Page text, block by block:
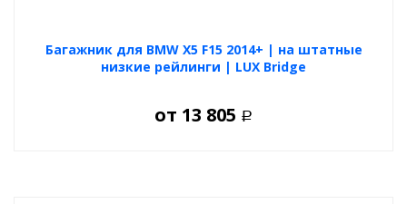
Багажник для BMW X5 F15 2014+ | на штатные
низкие рейлинги | LUX Bridge
от 13 805 Р